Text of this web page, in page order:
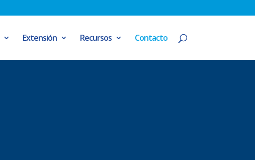
Extensión Recursos Contacto